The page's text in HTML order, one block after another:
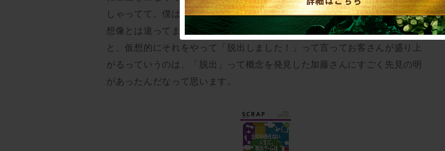
しゃってて。僕は本当に部屋から脱出するもんだと思っていたので、それが
想像とは違ってました。でも逆に言うとそれだけ「脱出」って言葉が強いの
と、仮想的にそれをやって「脱出しました！」って言ってお客さんが盛り上
がるっていうのは、「脱出」って概念を発見した加藤さんにすごく先見の明
があったんだなって思います。